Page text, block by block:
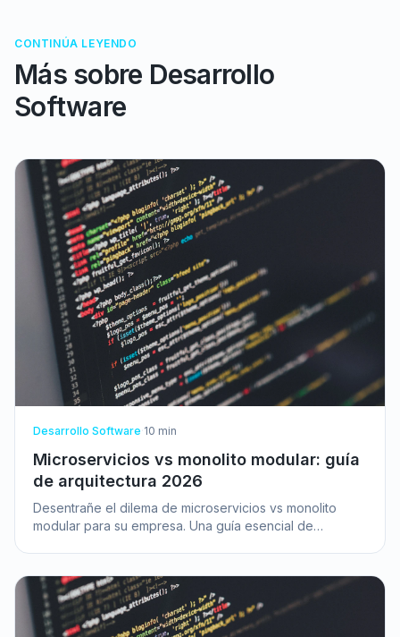
CONTINÚA LEYENDO
Más sobre Desarrollo
Software
Desarrollo Software 10 min
Microservicios vs monolito modular: guía
de arquitectura 2026
Desentrañe el dilema de microservicios vs monolito
modular para su empresa. Una guía esencial de